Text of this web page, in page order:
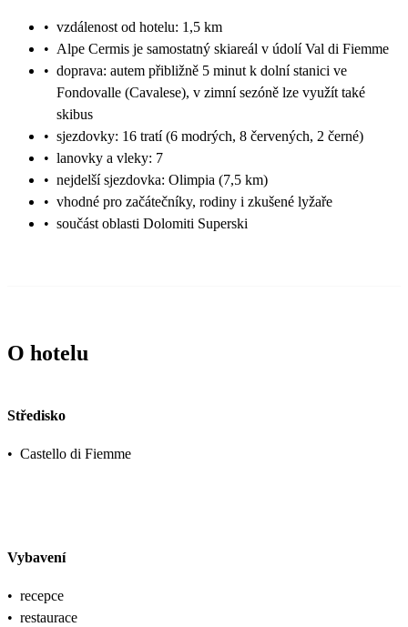
• vzdálenost od hotelu: 1,5 km
• Alpe Cermis je samostatný skiareál v údolí Val di Fiemme
• doprava: autem přibližně 5 minut k dolní stanici ve
Fondovalle (Cavalese), v zimní sezóně lze využít také
skibus
• sjezdovky: 16 tratí (6 modrých, 8 červených, 2 černé)
• lanovky a vleky: 7
• nejdelší sjezdovka: Olimpia (7,5 km)
• vhodné pro začátečníky, rodiny i zkušené lyžaře
• součást oblasti Dolomiti Superski
O hotelu
Středisko
• Castello di Fiemme
Vybavení
• recepce
• restaurace